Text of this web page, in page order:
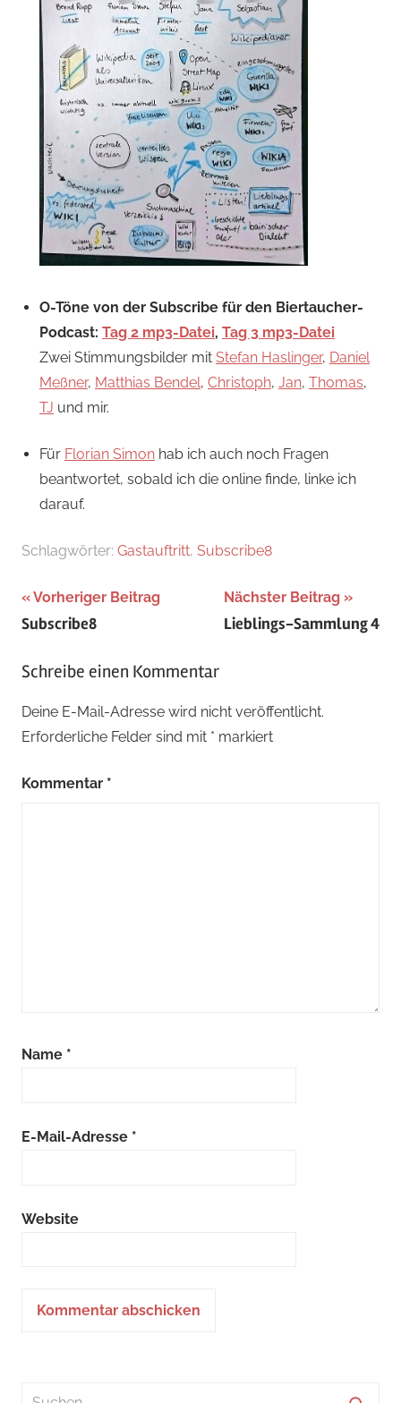
O-Töne von der Subscribe für den Biertaucher-
Podcast: Tag 2 mp3-Datei, Tag 3 mp3-Datei
Zwei Stimmungsbilder mit Stefan Haslinger, Daniel
Meßner, Matthias Bendel, Christoph, Jan, Thomas,
TJ und mir.
Für Florian Simon hab ich auch noch Fragen
beantwortet, sobald ich die online finde, linke ich
darauf.
Schlagwörter: Gastauftritt, Subscribe8
Beitragsnavigation
Vorheriger Beitrag
Subscribe8
Nächster Beitrag
Lieblings-Sammlung 4
Schreibe einen Kommentar
Deine E-Mail-Adresse wird nicht veröffentlicht.
Erforderliche Felder sind mit * markiert
Kommentar *
Name *
E-Mail-Adresse *
Website